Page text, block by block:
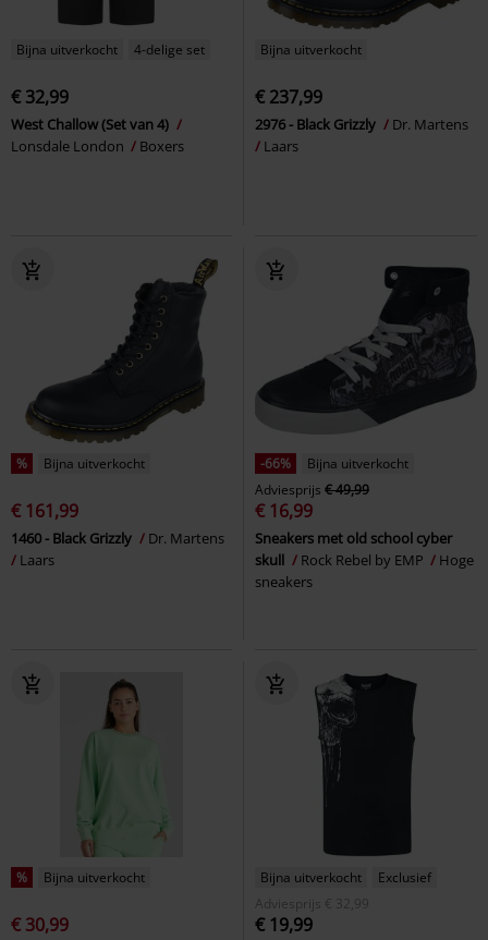
Bijna uitverkocht 4-delige set
€ 32,99
West Challow (Set van 4)
Lonsdale London
Boxers
Bijna uitverkocht
€ 237,99
2976 - Black Grizzly
Dr. Martens
Laars
% Bijna uitverkocht
€ 161,99
1460 - Black Grizzly
Dr. Martens
Laars
-66%
Bijna uitverkocht
Adviesprijs € 49,99
€ 16,99
Sneakers met old school cyber
skull
Rock Rebel by EMP
Hoge
sneakers
% Bijna uitverkocht
€ 30,99
Bijna uitverkocht
Exclusief
Adviesprijs
€ 32,99
€ 19,99